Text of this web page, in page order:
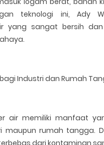
teknologi ini, Ady
yang sangat bersih
Industri dan Rumah
air memiliki manfaat
maupun rumah tangga.
dari kontaminan